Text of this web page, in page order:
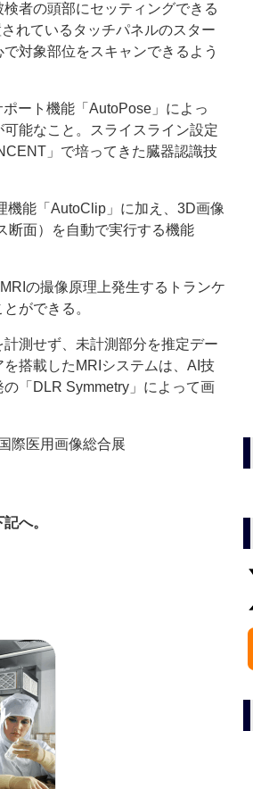
者の頭部にセッティングできる
れているタッチパネルのスター
対象部位をスキャンできるよう
ート機能「AutoPose」によっ
能なこと。スライスライン設定
」で培ってきた臓器認識技
能「AutoClip」に加え、3D画像
断面）を自動で実行する機能
の撮像原理上発生するトランケ
ができる。
測せず、未計測部分を推定デー
搭載したMRIシステムは、AI技
「DLR Symmetry」によって画
際医用画像総合展
へ。